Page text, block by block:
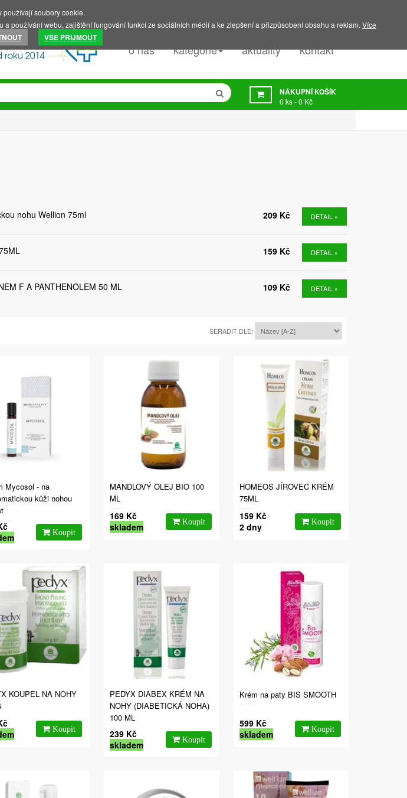
o nás kategorie aktuality kontakt
NÁKUPNÍ KOŠÍK
0 ks -0 Kč
nohu Wellion 75ml 209 Kč DETAIL »
159 Kč DETAIL »
F A PANTHENOLEM 50 ML 109 Kč DETAIL »
SEŘADIT DLE:
Mycosol - na
kůži nohou
MANDLOVÝ OLEJ BIO 100
ML
169 Kč
skladem
HOMEOS JÍROVEC KRÉM
75ML
159 Kč
2 dny
KOUPEL NA NOHY
PEDYX DIABEX KRÉM NA
NOHY (DIABETICKÁ NOHA)
100 ML
239 Kč
skladem
Krém na paty BIS SMOOTH
599 Kč
skladem
používají soubory cookie.
používání webu, zajištění fungování funkcí ze sociálních médií a ke zlepšení a přizpůsobení obsahu a reklam. Více
VŠE PŘIJMOUT